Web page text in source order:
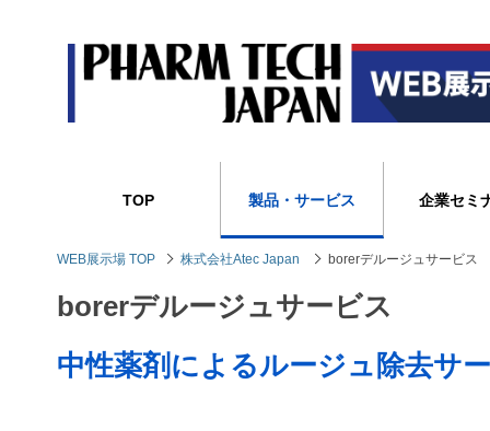
TOP 製品・サービス 企業セミ
WEB展示場 TOP 株式会社Atec Japan borerデルージュサービス
borerデルージュサービス
中性薬剤によるルージュ除去サ